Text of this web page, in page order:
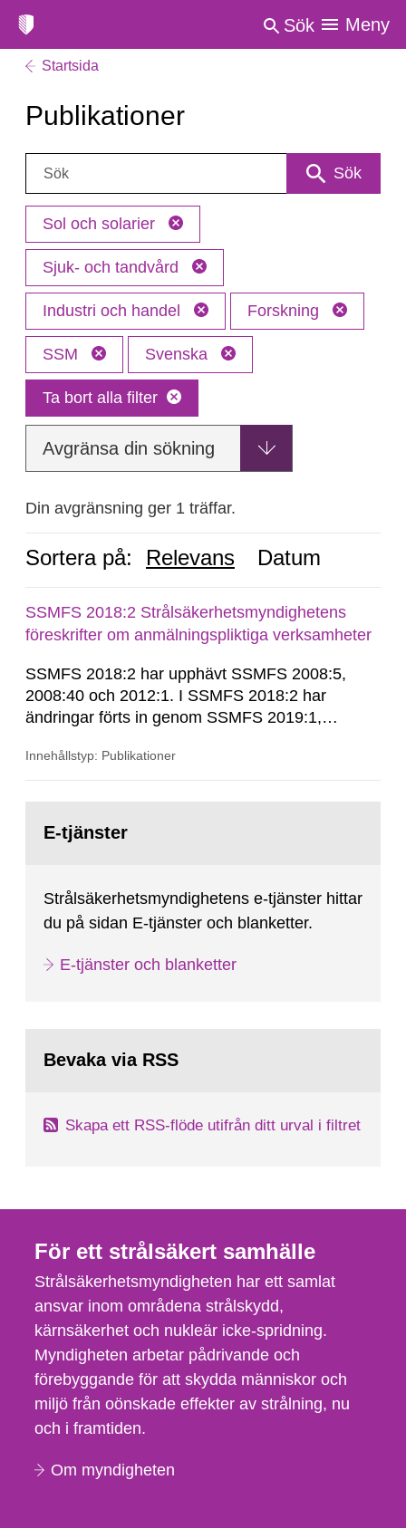
Sök Meny
Startsida
Publikationer
Sök: Sök
Sol och solarier
Sjuk- och tandvård
Industri och handel Forskning
SSM Svenska
Ta bort alla filter
Avgränsa din sökning
Din avgränsning ger 1 träffar.
Sortera på: Relevans Datum
SSMFS 2018:2 Strålsäkerhetsmyndighetens
föreskrifter om anmälningspliktiga verksamheter
SSMFS 2018:2 har upphävt SSMFS 2008:5,
2008:40 och 2012:1. I SSMFS 2018:2 har
ändringar förts in genom SSMFS 2019:1,
Innehållstyp: Publikationer
sida:E-tjänster
Strålsäkerhetsmyndighetens e-tjänster hittar
du på sidan E-tjänster och blanketter.
E-tjänster och blanketter
Bevaka via RSS
Skapa ett RSS-flöde utifrån ditt urval i filtret
För ett strålsäkert samhälle
Strålsäkerhetsmyndigheten har ett samlat
ansvar inom områdena strålskydd,
kärnsäkerhet och nukleär icke-spridning.
Myndigheten arbetar pådrivande och
förebyggande för att skydda människor och
miljö från oönskade effekter av strålning, nu
och i framtiden.
Om myndigheten